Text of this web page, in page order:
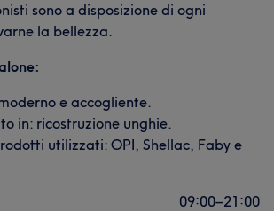
sono a disposizione di ogni
la bellezza.
e accogliente.
in: ricostruzione unghie.
utilizzati: OPI, Shellac, Faby e
09:00–21:00